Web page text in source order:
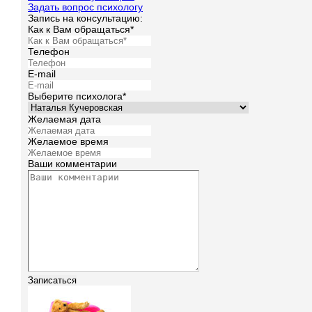
Задать вопрос психологу
Запись на консультацию:
Как к Вам обращаться*
Телефон
E-mail
Выберите психолога*
Желаемая дата
Желаемое время
Ваши комментарии